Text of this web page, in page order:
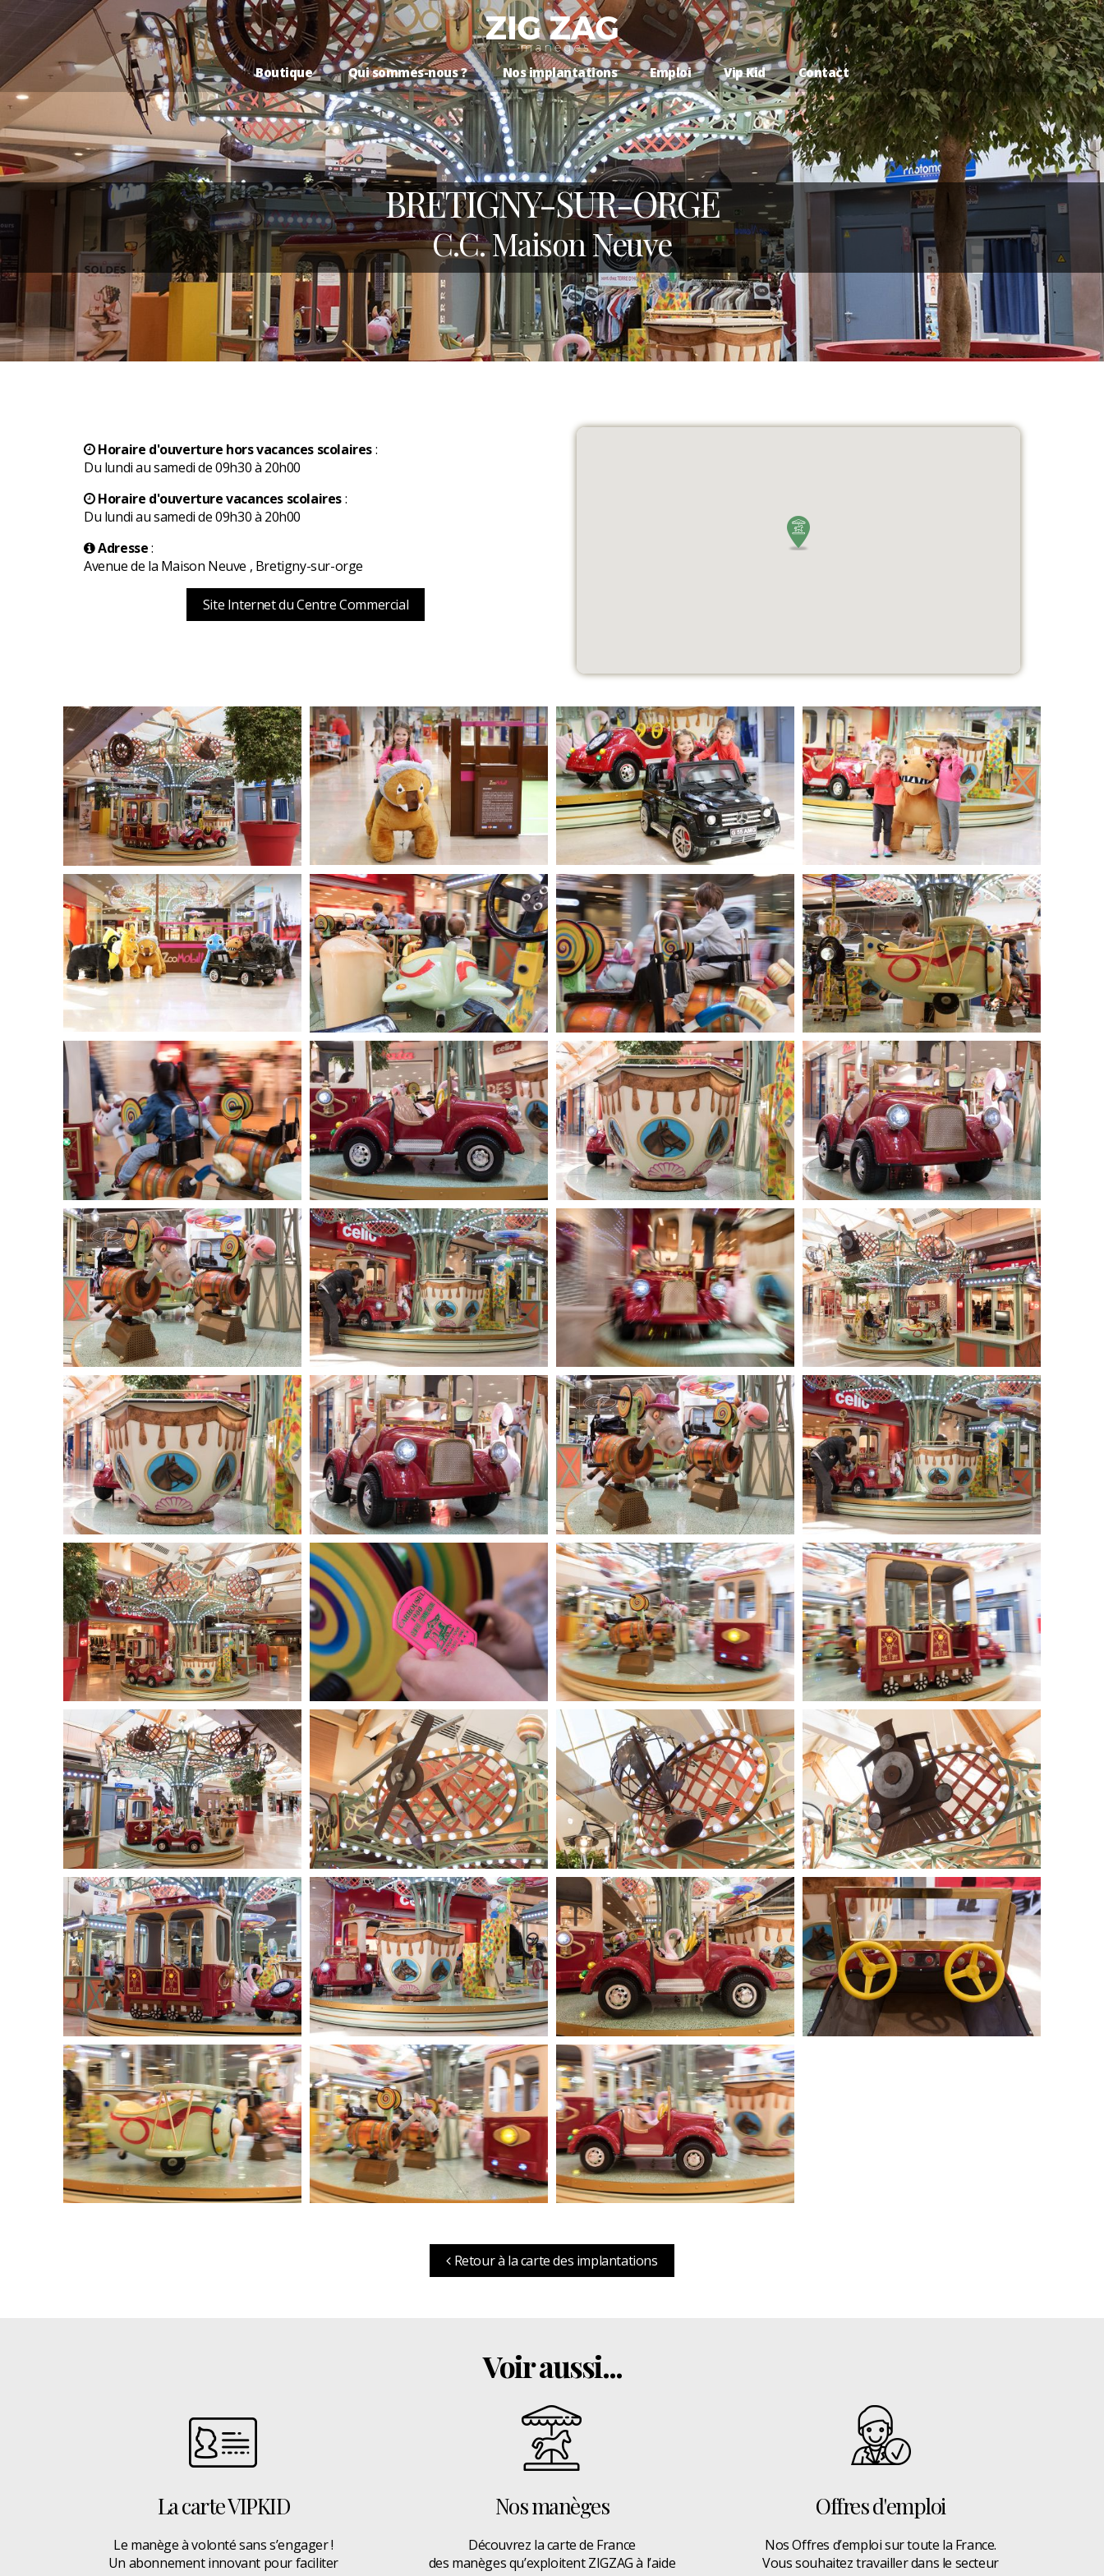
Boutique Qui sommes-nous ? Nos implantations Emploi Vip Kid Contact
BRETIGNY-SUR-ORGE
C.C. Maison Neuve
Horaire d'ouverture hors vacances scolaires:
Du lundi au samedi de 09h30 à 20h00
Horaire d'ouverture vacances scolaires:
Du lundi au samedi de 09h30 à 20h00
Adresse:
Avenue de la Maison Neuve , Bretigny-sur-orge
Site Internet du Centre Commercial
Retour à la carte des implantations
Voir aussi...
La carte VIPKID
Le manège à volonté sans s’engager !
Un abonnement innovant pour faciliter
Nos manèges
Découvrez la carte de France
des manèges qu’exploitent ZIGZAG à l’aide
Offres d'emploi
Nos Offres d’emploi sur toute la France.
Vous souhaitez travailler dans le secteur